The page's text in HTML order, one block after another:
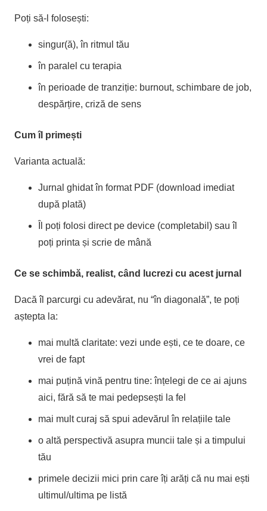
Poți să-l folosești:
singur(ă), în ritmul tău
în paralel cu terapia
în perioade de tranziție: burnout, schimbare de job,
despărțire, criză de sens
Cum îl primești
Varianta actuală:
Jurnal ghidat în format PDF (download imediat
după plată)
Îl poți folosi direct pe device (completabil) sau îl
poți printa și scrie de mână
Ce se schimbă, realist, când lucrezi cu acest jurnal
Dacă îl parcurgi cu adevărat, nu “în diagonală”, te poți
aștepta la:
mai multă claritate: vezi unde ești, ce te doare, ce
vrei de fapt
mai puțină vină pentru tine: înțelegi de ce ai ajuns
aici, fără să te mai pedepsești la fel
mai mult curaj să spui adevărul în relațiile tale
o altă perspectivă asupra muncii tale și a timpului
tău
primele decizii mici prin care îți arăți că nu mai ești
ultimul/ultima pe listă